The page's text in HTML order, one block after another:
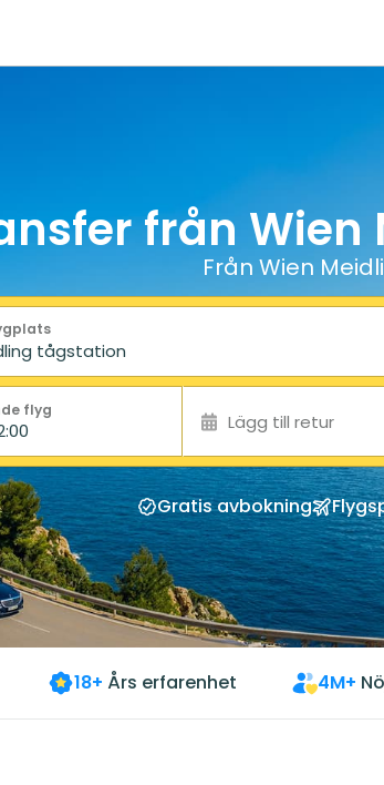
från
Från Wien
flyg Lägg till retur
Gratis avbokning
18+ Års erfarenhet 4M+